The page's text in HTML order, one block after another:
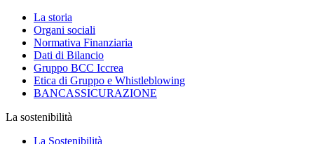
La storia
Organi sociali
Normativa Finanziaria
Dati di Bilancio
Gruppo BCC Iccrea
Etica di Gruppo e Whistleblowing
BANCASSICURAZIONE
La sostenibilità
La Sostenibilità